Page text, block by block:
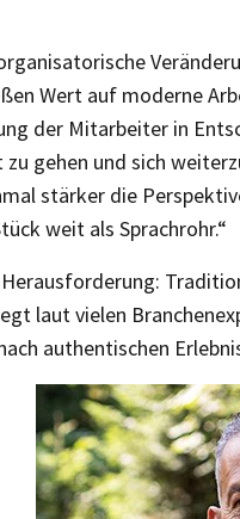
Wert auf moderne
der Mitarbeiter in
gehen und sich
stärker die
weit als Sprachrohr.“
laut vielen
authentischen